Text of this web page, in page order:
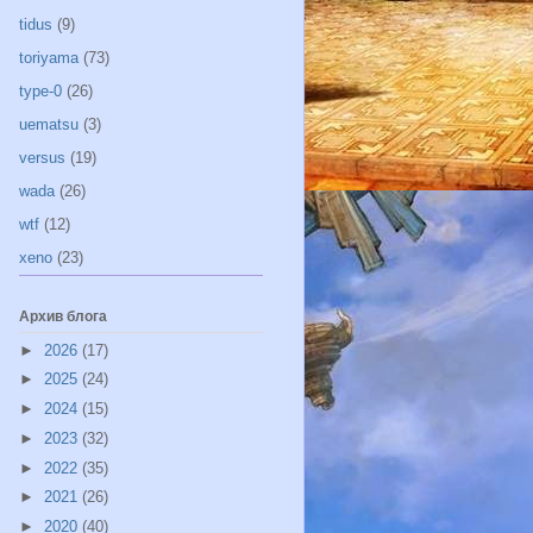
tidus (9)
toriyama (73)
type-0 (26)
uematsu (3)
versus (19)
wada (26)
wtf (12)
xeno (23)
Архив блога
► 2026 (17)
► 2025 (24)
► 2024 (15)
► 2023 (32)
► 2022 (35)
► 2021 (26)
► 2020 (40)